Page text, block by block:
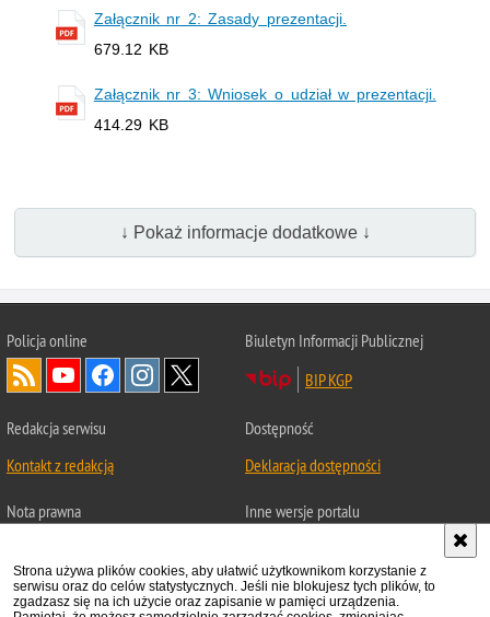
Strona używa plików cookies, aby ułatwić użytkownikom korzystanie z
serwisu oraz do celów statystycznych. Jeśli nie blokujesz tych plików, to
zgadzasz się na ich użycie oraz zapisanie w pamięci urządzenia.
Załącznik nr 2: Zasady prezentacji.
679.12 KB
Załącznik nr 3: Wniosek o udział w prezentacji.
414.29 KB
↓ Pokaż informacje dodatkowe ↓
Policjaonline
Biuletyn Informacji Publicznej
BIP KGP
Redakcja serwisu
Kontakt z redakcją
Dostępność
Deklaracja dostępności
Nota prawna
z serwisu Zamówienia publiczne.
Zapoznaj się z zasadami
Inne wersje portalu
About Polish Police